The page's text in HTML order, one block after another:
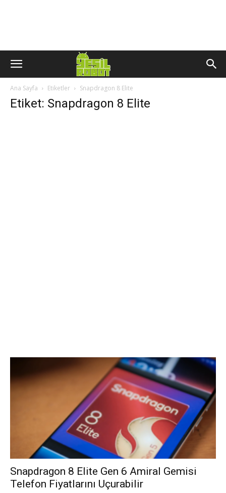
Ana Sayfa Etiketler Snapdragon 8 Elite
Etiket: Snapdragon 8 Elite
Snapdragon 8 Elite Gen 6 Amiral Gemisi
Telefon Fiyatlarını Uçurabilir